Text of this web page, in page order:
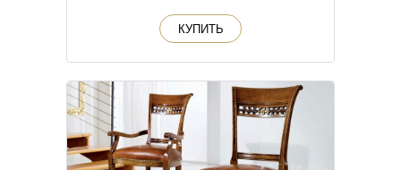
КУПИТЬ